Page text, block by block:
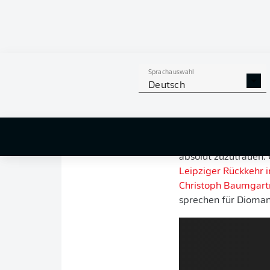
Sprachauswahl
Deutsch
Wahl zum
Man darf in der
Jährige eroberte
Vorjahr die Rookie-
Eine ähnliche
absolut zuzutrauen.
Leipziger Rückkehr
Christoph
sprechen für